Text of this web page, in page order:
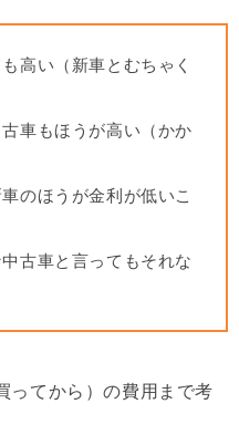
高い（新車とむちゃく
車もほうが高い（かか
のほうが金利が低いこ
古車と言ってもそれな
ってから）の費用まで考